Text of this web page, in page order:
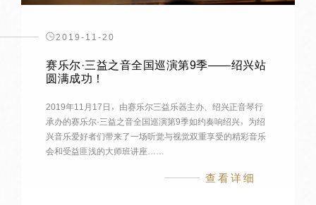
2019-11-20
赛乐尔·三益之音全国巡演第9季——绍兴站
圆满成功！
2019年11月17日，由赛乐尔三益乐器主办、绍兴正音琴行
承办的赛乐尔·三益之音全国巡演第9季如约奏响绍兴，为绍
兴音乐爱好者们带来了一场听觉与视觉双重享受的精彩音乐
会和受益匪浅的大师班讲座……
查看详细